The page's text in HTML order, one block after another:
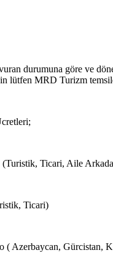
durumuna göre ve
lütfen MRD Turizm
(Turistik, Ticari, Aile
Ticari)
( Azerbaycan, Gürcistan,